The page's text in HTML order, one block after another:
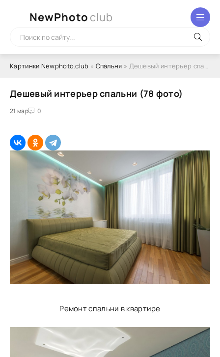
NewPhoto club
Картинки Newphoto.club » Спальня » Дешевый интерьер спальни (78 фото)
Дешевый интерьер спальни (78 фото)
21 мар 0
Ремонт спальни в квартире